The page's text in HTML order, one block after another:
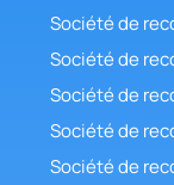
Société de
Société de
Société de
Société de
Société de